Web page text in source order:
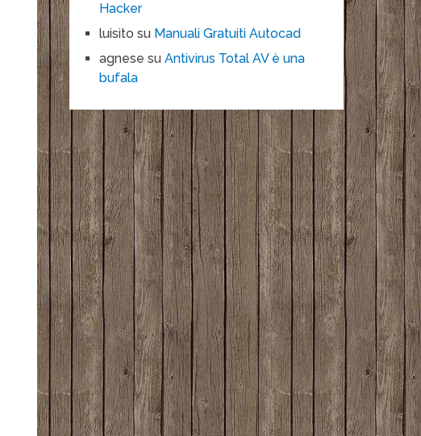
Hacker
luisito su Manuali Gratuiti Autocad
agnese suAntivirus Total AV è una
bufala